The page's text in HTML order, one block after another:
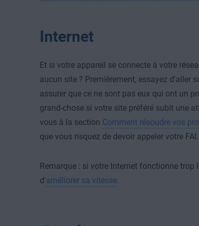
Internet
Et si votre appareil se connecte à votre
aucun site ? Premièrement, essayez d'aller
assurer que ce ne sont pas eux qui ont un
grand-chose si votre site préféré subit une
vous à la section Comment résoudre vos
que vous risquez de devoir appeler votre FAI.
Remarque : si votre Internet fonctionne
d'améliorer sa vitesse.